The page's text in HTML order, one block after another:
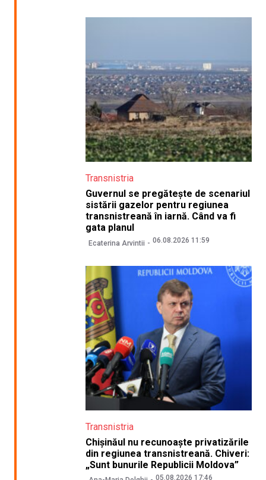
Transnistria
Guvernul se pregătește de scenariul
sistării gazelor pentru regiunea
transnistreană în iarnă. Când va fi
gata planul
Ecaterina Arvintii 06.08.2026 11:59
Transnistria
Chișinăul nu recunoaște privatizările
din regiunea transnistreană. Chiveri:
„Sunt bunurile Republicii Moldova”
05.08.2026 17:46